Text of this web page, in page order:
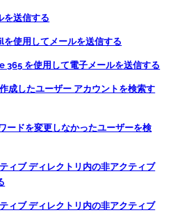
送信する
使用してメールを送信する
365 を使用して電子メールを送信する
成したユーザー アカウントを検索す
ードを変更しなかったユーザーを検
ィブ ディレクトリ内の非アクティブ
ィブ ディレクトリ内の非アクティブ